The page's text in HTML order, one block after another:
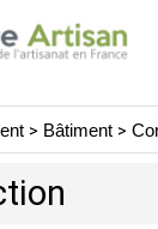
> Bâtiment >